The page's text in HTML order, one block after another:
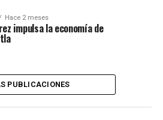
Hace 2 meses
impulsa la economía de
PUBLICACIONES